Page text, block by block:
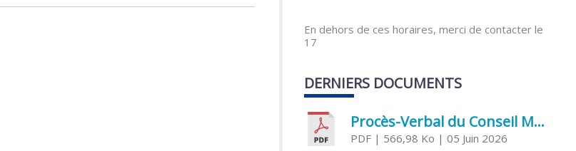
En dehors de ces horaires, merci de contacter le
17
DERNIERS DOCUMENTS
Procès-Verbal du Conseil Municipal du 5 juin 2026
PDF | 566,98 Ko | 05 Juin 2026